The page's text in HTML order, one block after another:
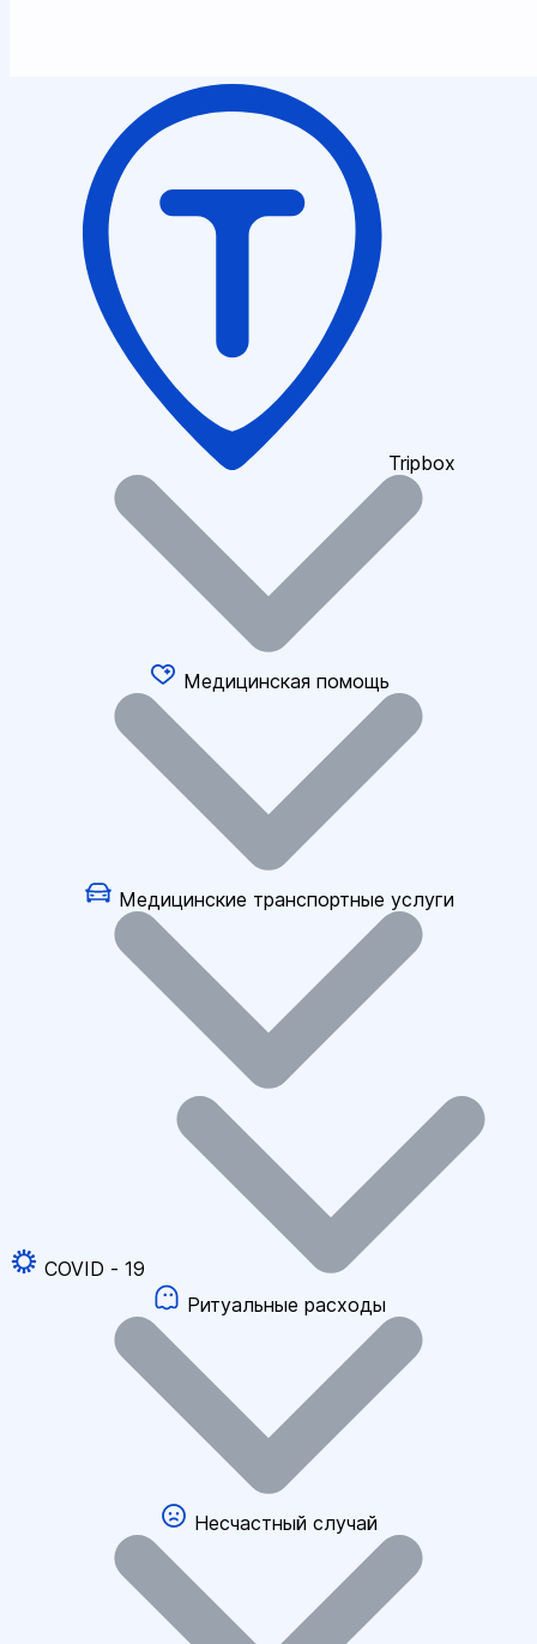
Tripbox
Медицинская помощь
Медицинские транспортные услуги
COVID - 19
Ритуальные расходы
Несчастный случай